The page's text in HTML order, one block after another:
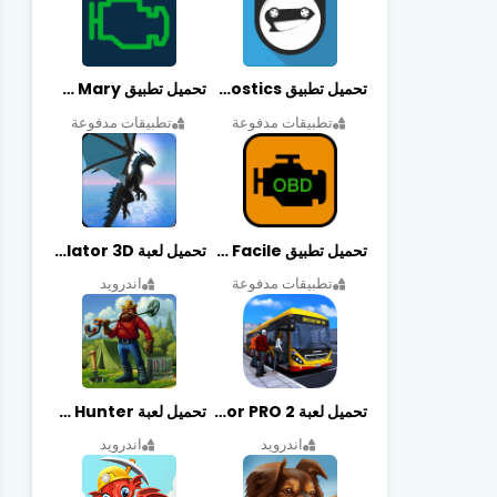
تحميل تطبيق OBDeleven Car Diagnostics مهكر أخر إصدار
تطبيقات مدفوعة
تحميل تطبيق Obd Mary مهكر أخر إصدار
تطبيقات مدفوعة
تحميل تطبيق EOBD Facile مهكر أخر إصدار
تطبيقات مدفوعة
تحميل لعبة Dragon Simulator 3D مهكرة أخر إصدار
اندرويد
تحميل لعبة Bus Simulator PRO 2 مهكرة أخر إصدار
اندرويد
تحميل لعبة Treasure Hunter مهكرة أخر إصدار
اندرويد